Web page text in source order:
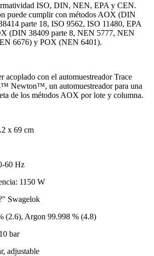
ISO, DIN, NEN, EPA y CEN.
puede cumplir con métodos AOX (DIN
parte 18, ISO 9562, ISO 11480, EPA
(DIN 38409 parte 8, NEN 5777, NEN
6676) y POX (NEN 6401).
con el automuestreador Trace
Newton™, un automuestreador para una
de los métodos AOX por lote y columna.
x 69 cm
60 Hz
1150 W
Swagelok
(2.6), Argon 99.998 % (4.8)
bar
adjustable